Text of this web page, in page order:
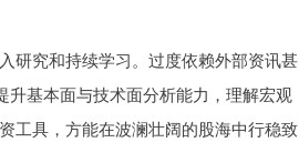
研究和持续学习。过度依赖外部资讯甚
升基本面与技术面分析能力，理解宏观
工具，方能在波澜壮阔的股海中行稳致